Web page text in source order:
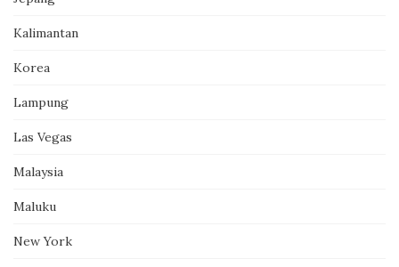
Kalimantan
Korea
Lampung
Las Vegas
Malaysia
Maluku
New York